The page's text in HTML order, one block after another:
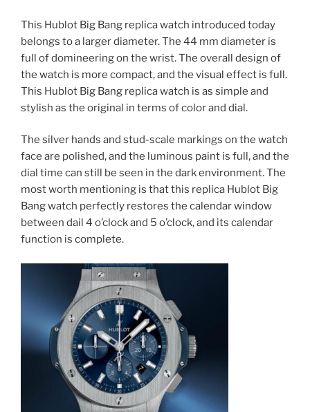
This Hublot Big Bang replica watch introduced today
belongs to a larger diameter. The 44 mm diameter is
full of domineering on the wrist. The overall design of
the watch is more compact, and the visual effect is full.
This Hublot Big Bang replica watch is as simple and
stylish as the original in terms of color and dial.
The silver hands and stud-scale markings on the watch
face are polished, and the luminous paint is full, and the
dial time can still be seen in the dark environment. The
most worth mentioning is that this replica Hublot Big
Bang watch perfectly restores the calendar window
between dail 4 o’clock and 5 o’clock, and its calendar
function is complete.